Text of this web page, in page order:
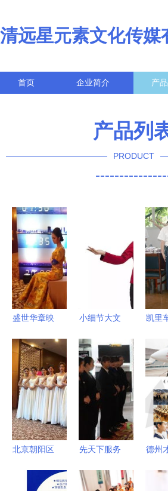
清远星元素文化传媒
首页 企业简介 产
产品列
PRODUCT
盛世华章映
十里江山
TOP级产品
亮相，华人
之光许茗时
装秀点亮南
昌名流夜宴
小细节大文
务礼仪的无
声言语
凯里
与心
的礼
北京朝阳区
礼仪模特服
先天下服务
增效——5f
德州
齐风